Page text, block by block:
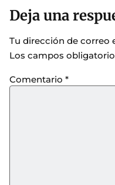
Deja una
Tu dirección de correo
Los campos
Comentario *